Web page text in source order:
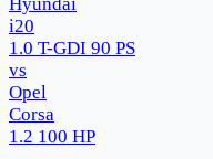
i20
1.0 T-GDI 90 PS
vs
Opel
Corsa
1.2 100 HP